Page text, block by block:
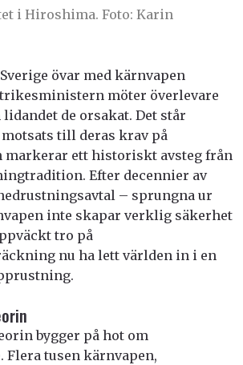
i Hiroshima. Foto: Karin
övar med kärnvapen
möter överlevare
de orsakat. Det står
till deras krav på
markerar ett historiskt avsteg från
Efter decennier av
– sprungna ur
inte skapar verklig säkerhet
tro på
nu ha lett världen in i en
bygger på hot om
Flera tusen kärnvapen,